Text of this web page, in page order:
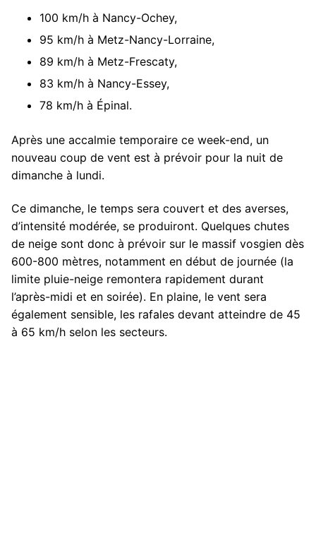
100 km/h à Nancy-Ochey,
95 km/h à Metz-Nancy-Lorraine,
89 km/h à Metz-Frescaty,
83 km/h à Nancy-Essey,
78 km/h à Épinal.
Après une accalmie temporaire ce week-end, un
nouveau coup de vent est à prévoir pour la nuit de
dimanche à lundi.
Ce dimanche, le temps sera couvert et des averses,
d’intensité modérée, se produiront. Quelques chutes
de neige sont donc à prévoir sur le massif vosgien dès
600-800 mètres, notamment en début de journée (la
limite pluie-neige remontera rapidement durant
l’après-midi et en soirée). En plaine, le vent sera
également sensible, les rafales devant atteindre de 45
à 65 km/h selon les secteurs.